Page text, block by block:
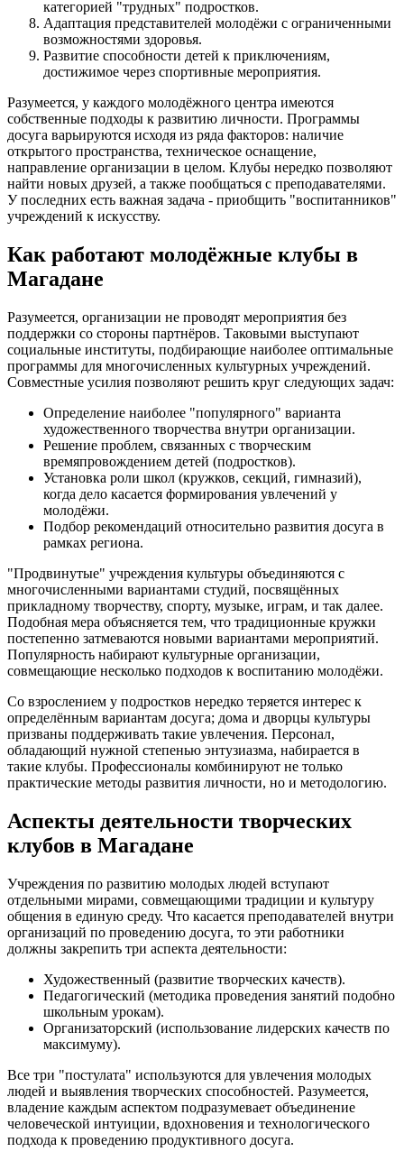
категорией "трудных" подростков.
Адаптация представителей молодёжи с ограниченными
возможностями здоровья.
Развитие способности детей к приключениям,
достижимое через спортивные мероприятия.
Разумеется, у каждого молодёжного центра имеются
собственные подходы к развитию личности. Программы
досуга варьируются исходя из ряда факторов: наличие
открытого пространства, техническое оснащение,
направление организации в целом. Клубы нередко позволяют
найти новых друзей, а также пообщаться с преподавателями.
У последних есть важная задача - приобщить "воспитанников"
учреждений к искусству.
Как работают молодёжные клубы в
Магадане
Разумеется, организации не проводят мероприятия без
поддержки со стороны партнёров. Таковыми выступают
социальные институты, подбирающие наиболее оптимальные
программы для многочисленных культурных учреждений.
Совместные усилия позволяют решить круг следующих задач:
Определение наиболее "популярного" варианта
художественного творчества внутри организации.
Решение проблем, связанных с творческим
времяпровождением детей (подростков).
Установка роли школ (кружков, секций, гимназий),
когда дело касается формирования увлечений у
молодёжи.
Подбор рекомендаций относительно развития досуга в
рамках региона.
"Продвинутые" учреждения культуры объединяются с
многочисленными вариантами студий, посвящённых
прикладному творчеству, спорту, музыке, играм, и так далее.
Подобная мера объясняется тем, что традиционные кружки
постепенно затмеваются новыми вариантами мероприятий.
Популярность набирают культурные организации,
совмещающие несколько подходов к воспитанию молодёжи.
Со взрослением у подростков нередко теряется интерес к
определённым вариантам досуга; дома и дворцы культуры
призваны поддерживать такие увлечения. Персонал,
обладающий нужной степенью энтузиазма, набирается в
такие клубы. Профессионалы комбинируют не только
практические методы развития личности, но и методологию.
Аспекты деятельности творческих
клубов в Магадане
Учреждения по развитию молодых людей вступают
отдельными мирами, совмещающими традиции и культуру
общения в единую среду. Что касается преподавателей внутри
организаций по проведению досуга, то эти работники
должны закрепить три аспекта деятельности:
Художественный (развитие творческих качеств).
Педагогический (методика проведения занятий подобно
школьным урокам).
Организаторский (использование лидерских качеств по
максимуму).
Все три "постулата" используются для увлечения молодых
людей и выявления творческих способностей. Разумеется,
владение каждым аспектом подразумевает объединение
человеческой интуиции, вдохновения и технологического
подхода к проведению продуктивного досуга.